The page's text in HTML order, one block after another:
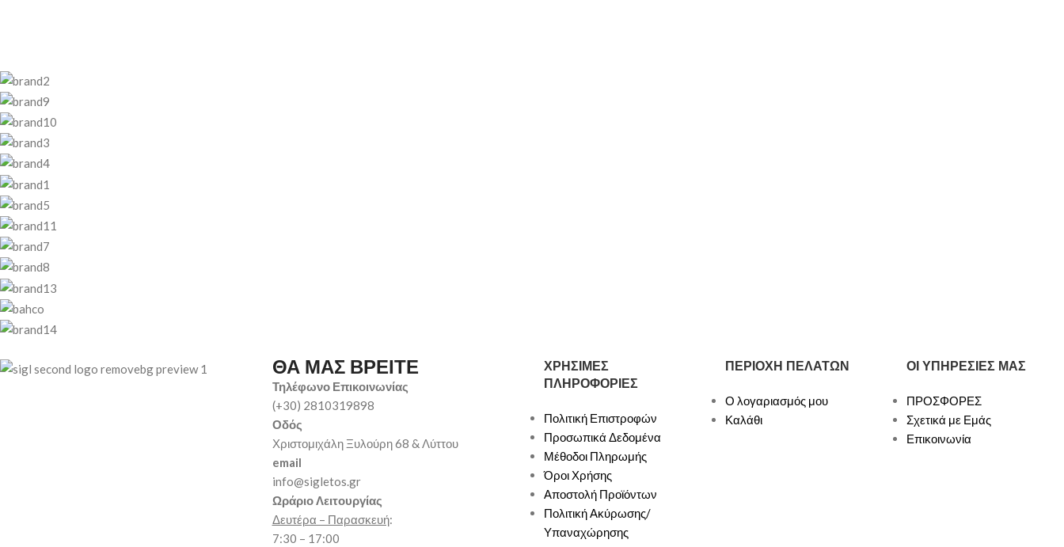
ΘΑ ΜΑΣ ΒΡΕΙΤΕ
Τηλέφωνο Επικοινωνίας
(+30) 2810319898
Οδός
Χριστομιχάλη Ξυλούρη 68 & Λύττου
email
info@sigletos.gr
Ωράριο Λειτουργίας
Δευτέρα – Παρασκευή:
7:30 – 17:00
ΧΡΗΣΙΜΕΣ
ΠΛΗΡΟΦΟΡΙΕΣ
Πολιτική Επιστροφών
Προσωπικά Δεδομένα
Μέθοδοι Πληρωμής
Όροι Χρήσης
Αποστολή Προϊόντων
Πολιτική Ακύρωσης/
Υπαναχώρησης
ΠΕΡΙΟΧΗ ΠΕΛΑΤΩΝ
Ο λογαριασμός μου
Καλάθι
ΟΙ ΥΠΗΡΕΣΙΕΣ ΜΑΣ
ΠΡΟΣΦΟΡΕΣ
Σχετικά με Εμάς
Επικοινωνία